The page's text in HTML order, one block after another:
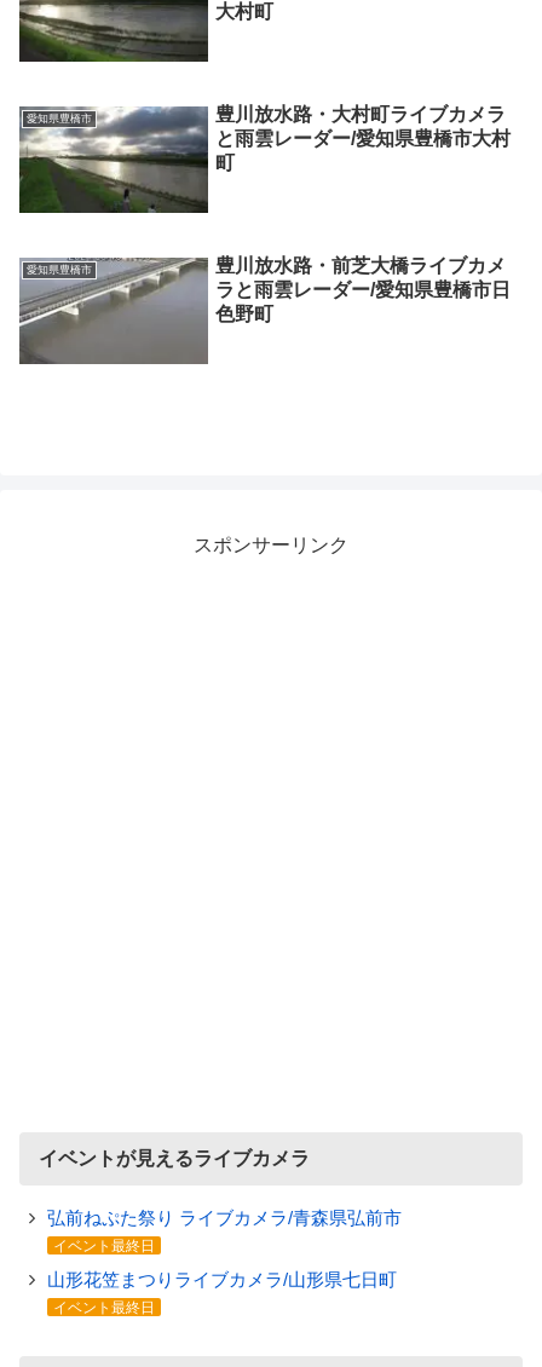
大村町
愛知県豊橋市
豊川放水路・大村町ライブカメラ
と雨雲レーダー/愛知県豊橋市大村
町
愛知県豊橋市
豊川放水路・前芝大橋ライブカメ
ラと雨雲レーダー/愛知県豊橋市日
色野町
スポンサーリンク
イベントが見えるライブカメラ
弘前ねぷた祭り ライブカメラ/青森県弘前市
イベント最終日
山形花笠まつりライブカメラ/山形県七日町
イベント最終日